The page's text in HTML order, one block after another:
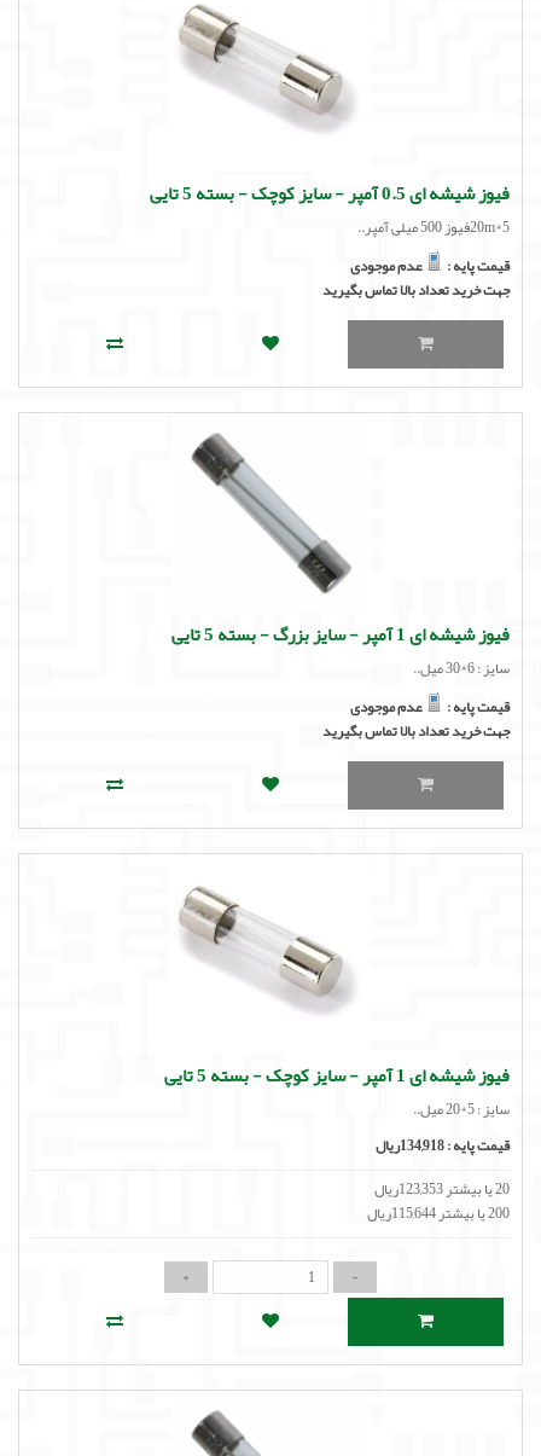
فیوز شیشه ای 0.5 آمپر - سایز کوچک - بسته 5 تایی
20m*5فیوز 500 میلی آمپر..
قیمت پایه :
عدم موجودی
جهت خرید تعداد بالا تماس بگیرید
فیوز شیشه ای 1 آمپر - سایز بزرگ - بسته 5 تایی
سایز : 6*30 میل..
قیمت پایه :
عدم موجودی
جهت خرید تعداد بالا تماس بگیرید
فیوز شیشه ای 1 آمپر - سایز کوچک - بسته 5 تایی
سایز : 5*20 میل..
قیمت پایه :134,918ریال
20 یا بیشتر 123,353ریال
200 یا بیشتر 115,644ریال